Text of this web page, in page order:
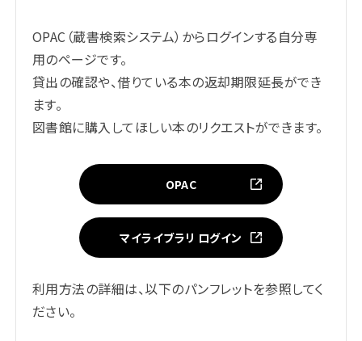
OPAC（蔵書検索システム）からログインする自分専
用のページです。
貸出の確認や、借りている本の返却期限延長ができ
ます。
図書館に購入してほしい本のリクエストができます。
OPAC
マイライブラリ ログイン
利用方法の詳細は、以下のパンフレットを参照してく
ださい。